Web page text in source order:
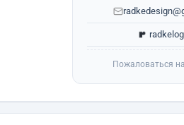
Пожаловаться